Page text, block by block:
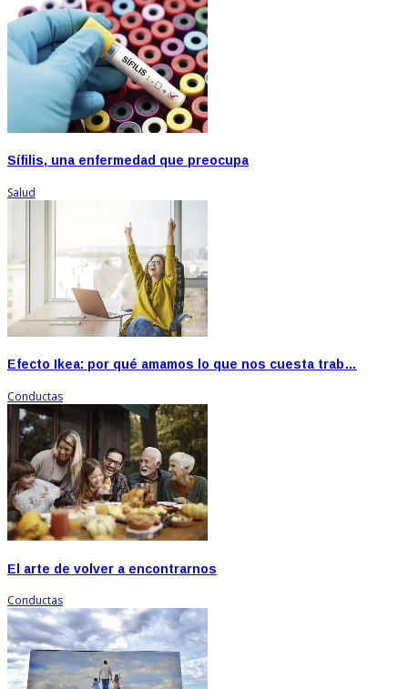
Sífilis, una enfermedad que preocupa
Salud
Efecto Ikea: por qué amamos lo que nos cuesta trab…
Conductas
El arte de volver a encontrarnos
Conductas